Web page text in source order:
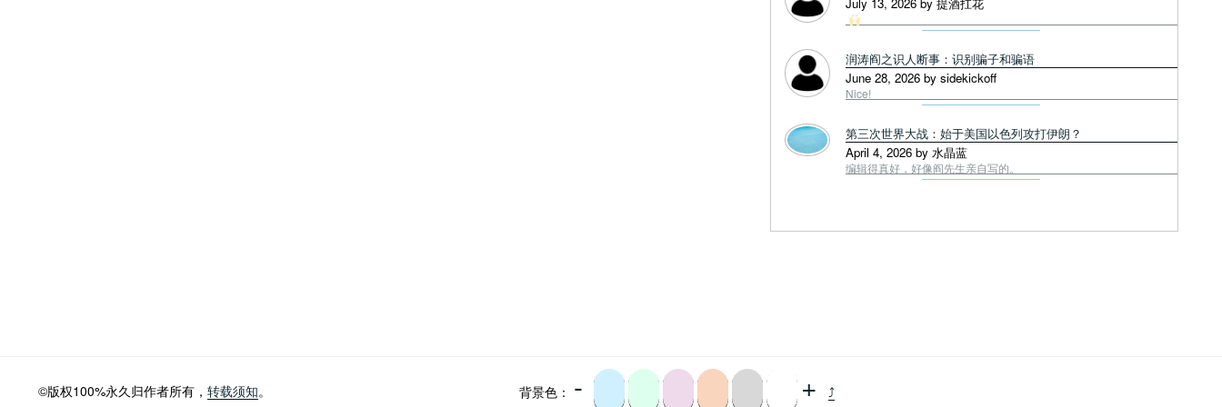
July 13, 2026 by 提酒扛花
润涛阎之识人断事：识别骗子和骗语
June 28, 2026 by sidekickoff
Nice!
第三次世界大战：始于美国以色列攻打伊朗？
April 4, 2026 by 水晶蓝
编辑得真好，好像阎先生亲自写的。
©版权100%永久归作者所有， 转载须知。 背景色： - + ⤴